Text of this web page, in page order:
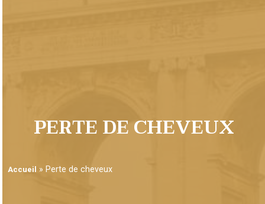
PERTE DE CHEVEUX
Accueil » Perte de cheveux